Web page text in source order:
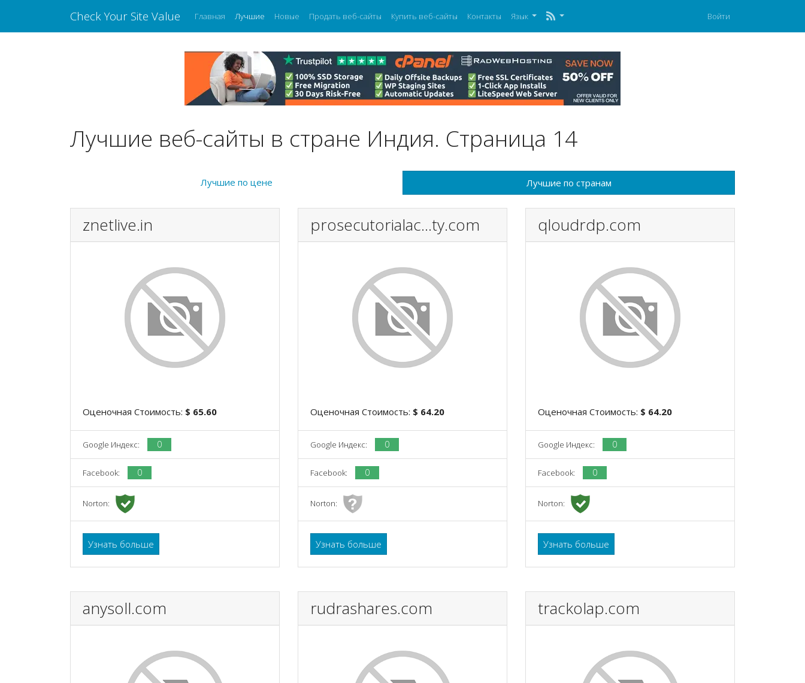
Check Your Site Value Главная Лучшие Новые Продать веб-сайты Купить веб-сайты Контакты Язык Войти
Лучшие веб-сайты в стране Индия. Страница 14
Лучшие по цене Лучшие по странам
znetlive.in
Оценочная Стоимость: $ 65.60
Google Индекс: 0
Facebook: 0
Norton:
Узнать больше
prosecutorialac...ty.com
Оценочная Стоимость: $ 64.20
Google Индекс: 0
Facebook: 0
Norton:
Узнать больше
qloudrdp.com
Оценочная Стоимость: $ 64.20
Google Индекс: 0
Facebook: 0
Norton:
Узнать больше
anysoll.com rudrashares.com trackolap.com